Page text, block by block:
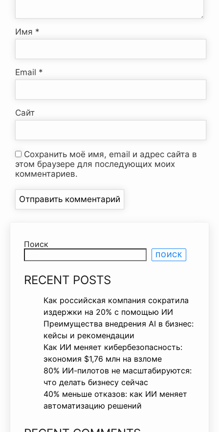
Имя *
Email *
Сайт
Сохранить моё имя, email и адрес сайта в
этом браузере для последующих моих
комментариев.
Поиск
ПОИСК
RECENT POSTS
Как российская компания сократила
издержки на 20% с помощью ИИ
Преимущества внедрения AI в бизнес:
кейсы и рекомендации
Как ИИ меняет кибербезопасность:
экономия $1,76 млн на взломе
80% ИИ-пилотов не масштабируются:
что делать бизнесу сейчас
40% меньше отказов: как ИИ меняет
автоматизацию решений